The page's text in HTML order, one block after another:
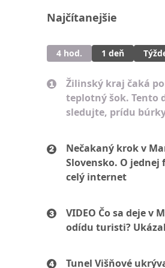
Najčítanejšie
4 hod. 1 deň
Žilinský kraj čaká
teplotný šok. Tento
sledujte, prídu
Nečakaný krok v
Slovensko. O jednej
celý internet
VIDEO Čo sa deje v
odídu turisti?
Tunel Višňové